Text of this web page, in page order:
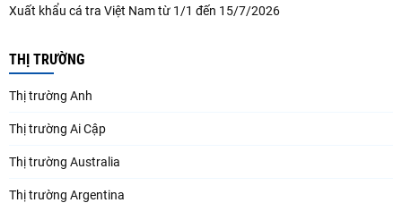
Xuất khẩu cá tra Việt Nam từ 1/1 đến 15/7/2026
THỊ TRƯỜNG
Thị trường Anh
Thị trường Ai Cập
Thị trường Australia
Thị trường Argentina